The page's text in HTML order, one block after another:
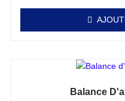
Balance